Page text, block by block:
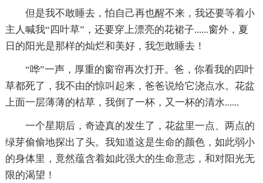
但是我不敢睡去，怕自己再也醒不来，我还要等着小
主人喊我“四叶草”，还要穿上漂亮的花裙子......窗外，夏
日的阳光是那样的灿烂和美好，我怎敢睡去！
“哗”一声，厚重的窗帘再次打开。爸，你看我的四叶
草都死了，我不由的惊叫起来，爸爸说给它浇点水。花盆
上面一层薄薄的枯草，我倒了一杯，又一杯的清水......
一个星期后，奇迹真的发生了，花盆里一点、两点的
绿芽偷偷地探出了头。我知道这是生命的颜色，如此弱小
的身体里，竟然蕴含着如此强大的生命意志，和对阳光无
限的渴望！